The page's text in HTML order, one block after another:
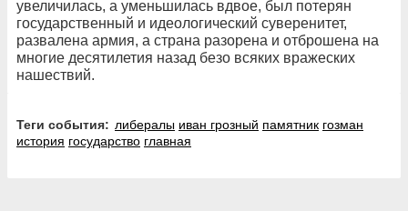
увеличилась, а уменьшилась вдвое, был потерян
государственный и идеологический суверенитет,
развалена армия, а страна разорена и отброшена на
многие десятилетия назад безо всяких вражеских
нашествий.
Теги события: либералы иван грозный памятник гозман
история государство главная